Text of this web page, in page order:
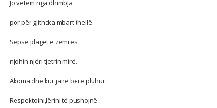
Jo vetëm nga dhimbja
por për gjithçka mbart thellë.
Sepse plagët e zemrës
njohin njëri tjetrin mirë.
Akoma dhe kur janë bërë pluhur.
Respektoini,lërini të pushojnë